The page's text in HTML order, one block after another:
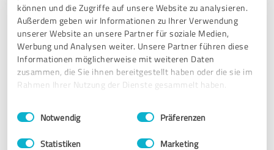
können und die Zugriffe auf unsere Website zu analysieren.
Außerdem geben wir Informationen zu Ihrer Verwendung
unserer Website an unsere Partner für soziale Medien,
Werbung und Analysen weiter. Unsere Partner führen diese
Informationen möglicherweise mit weiteren Daten
zusammen, die Sie ihnen bereitgestellt haben oder die sie im
Rahmen Ihrer Nutzung der Dienste gesammelt haben.
Impressum Datenschutzbestimmungen
Einwilligungsauswahl
Notwendig Präferenzen
Statistiken Marketing
27.11.2019 Werner F.
4,60 von 5
„ … wir die direkte Nähe zwischen möglichen
Bewerberinnen und Bewerbern aus der Region und